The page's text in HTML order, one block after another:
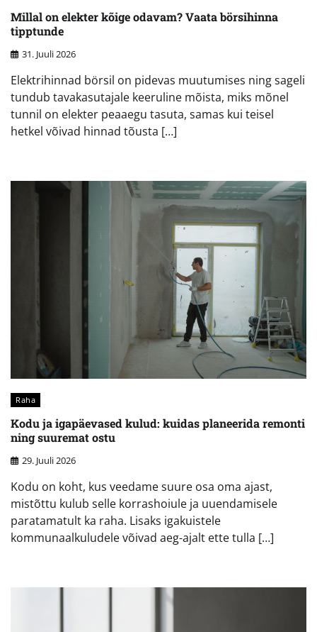
Millal on elekter kõige odavam? Vaata börsihinna
tipptunde
31. Juuli 2026
Elektrihinnad börsil on pidevas muutumises ning sageli
tundub tavakasutajale keeruline mõista, miks mõnel
tunnil on elekter peaaegu tasuta, samas kui teisel
hetkel võivad hinnad tõusta […]
Raha
Kodu ja igapäevased kulud: kuidas planeerida remonti
ning suuremat ostu
29. Juuli 2026
Kodu on koht, kus veedame suure osa oma ajast,
mistõttu kulub selle korrashoiule ja uuendamisele
paratamatult ka raha. Lisaks igakuistele
kommunaalkuludele võivad aeg-ajalt ette tulla […]